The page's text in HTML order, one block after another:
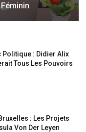
Politique : Didier Alix
Tous Les Pouvoirs
: Les Projets
Von Der Leyen